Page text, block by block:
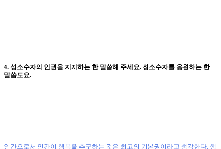
4. 성소수자의 인권을 지지하는 한 말씀해 주세요. 성소수자를 응원하는 한
말씀도요.
인간으로서 인간이 행복을 추구하는 것은 최고의 기본권이라고 생각한다. 행